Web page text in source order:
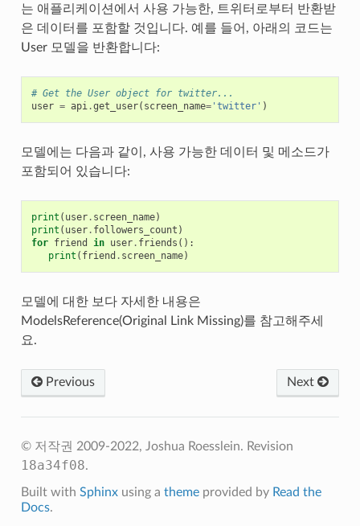
는 애플리케이션에서 사용 가능한, 트위터로부터 반환받
은 데이터를 포함할 것입니다. 예를 들어, 아래의 코드는
User 모델을 반환합니다:
# Get the User object for twitter...
user = api.get_user( screen_name='twitter' )
모델에는 다음과 같이, 사용 가능한 데이터 및 메소드가
포함되어 있습니다:
print ( user. screen_name)
print ( user. followers_count )
for friend in user. friends ():
print ( friend . screen_name)
모델에 대한 보다 자세한 내용은
ModelsReference(Original Link Missing)를 참고해주세
요.
Previous Next
© 저작권 2009-2022, Joshua Roesslein. Revision
18a34f08.
Built with Sphinxusing a themeprovided by Read the
Docs.